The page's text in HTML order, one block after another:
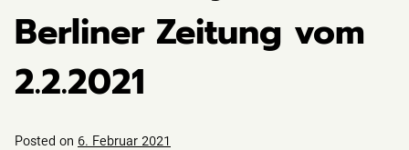
Berliner Zeitung vom
2.2.2021
Posted on 6. Februar 2021